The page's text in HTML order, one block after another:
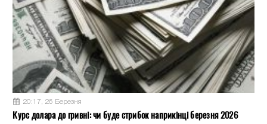
20:17, 26 Березня
Курс долара до гривні: чи буде стрибок наприкінці березня 2026